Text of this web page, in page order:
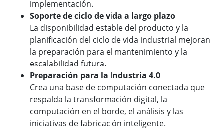
implementación.
Soporte de ciclo de vida a largo plazo
La disponibilidad estable del producto y la
planificación del ciclo de vida industrial mejoran
la preparación para el mantenimiento y la
escalabilidad futura.
Preparación para la Industria 4.0
Crea una base de computación conectada que
respalda la transformación digital, la
computación en el borde, el análisis y las
iniciativas de fabricación inteligente.